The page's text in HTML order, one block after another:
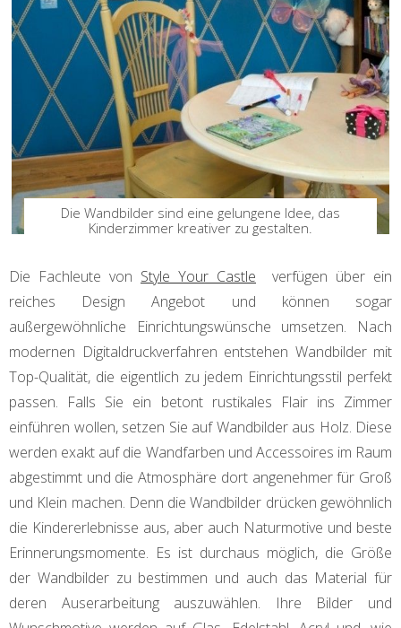
Die Wandbilder sind eine gelungene Idee, das
Kinderzimmer kreativer zu gestalten.
Die Fachleute von Style Your Castle verfügen über ein
reiches Design Angebot und können sogar
außergewöhnliche Einrichtungswünsche umsetzen. Nach
modernen Digitaldruckverfahren entstehen Wandbilder mit
Top-Qualität, die eigentlich zu jedem Einrichtungsstil perfekt
passen. Falls Sie ein betont rustikales Flair ins Zimmer
einführen wollen, setzen Sie auf Wandbilder aus Holz. Diese
werden exakt auf die Wandfarben und Accessoires im Raum
abgestimmt und die Atmosphäre dort angenehmer für Groß
und Klein machen. Denn die Wandbilder drücken gewöhnlich
die Kindererlebnisse aus, aber auch Naturmotive und beste
Erinnerungsmomente. Es ist durchaus möglich, die Größe
der Wandbilder zu bestimmen und auch das Material für
deren Auserarbeitung auszuwählen. Ihre Bilder und